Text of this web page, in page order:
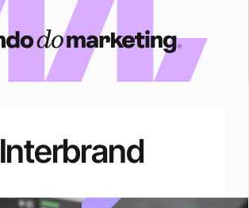
Interbrand